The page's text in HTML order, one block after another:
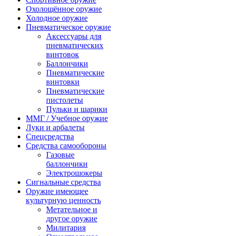
Охолощённое оружие
Холодное оружие
Пневматическое оружие
Аксессуары для
пневматических
винтовок
Баллончики
Пневматические
винтовки
Пневматические
пистолеты
Пульки и шарики
ММГ / Учебное оружие
Луки и арбалеты
Спецсредства
Средства самообороны
Газовые
баллончики
Электрошокеры
Сигнальные средства
Оружие имеющее
культурную ценность
Метательное и
другое оружие
Милитария